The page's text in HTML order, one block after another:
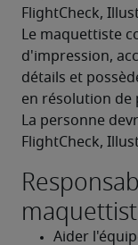
FlightCheck,
Le maquettiste
d'impression,
détails et
en résolution de
La personne
FlightCheck,
Aider